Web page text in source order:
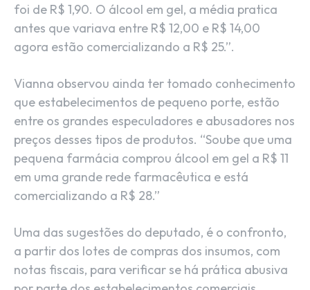
foi de R$ 1,90. O álcool em gel, a média pratica
antes que variava entre R$ 12,00 e R$ 14,00
agora estão comercializando a R$ 25.”.
Vianna observou ainda ter tomado conhecimento
que estabelecimentos de pequeno porte, estão
entre os grandes especuladores e abusadores nos
preços desses tipos de produtos. “Soube que uma
pequena farmácia comprou álcool em gel a R$ 11
em uma grande rede farmacêutica e está
comercializando a R$ 28.”
Uma das sugestões do deputado, é o confronto,
a partir dos lotes de compras dos insumos, com
notas fiscais, para verificar se há prática abusiva